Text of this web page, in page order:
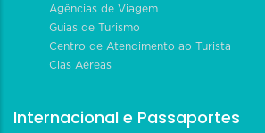
Agências de Viagem
Guias de Turismo
Centro de Atendimento ao Turista
Cias Aéreas
Internacional e Passaportes